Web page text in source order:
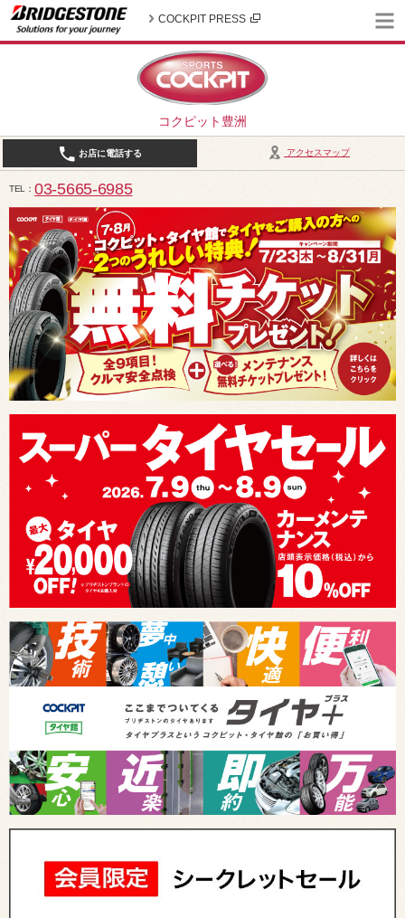
コクピット豊洲
COCKPIT PRESS
アクセスマップ
お店に電話する
TEL 03-5665-6985
10:30～19:00（作業受付18:00まで） / 定休日：2026年8月は、5日(水)、12日(水)、19日(水)、24